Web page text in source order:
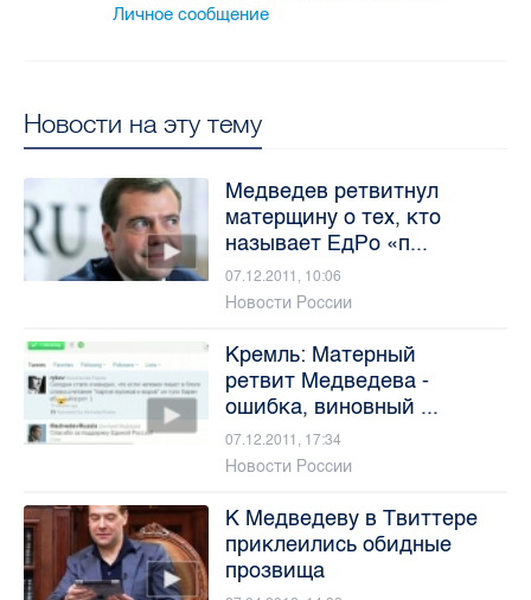
Личное сообщение
Новости на эту тему
Медведев ретвитнул
матерщину о тех, кто
называет ЕдРо «п...
07.12.2011, 10:06
Новости России
Кремль: Матерный
ретвит Медведева -
ошибка, виновный ...
07.12.2011, 17:34
Новости России
К Медведеву в Твиттере
приклеились обидные
прозвища